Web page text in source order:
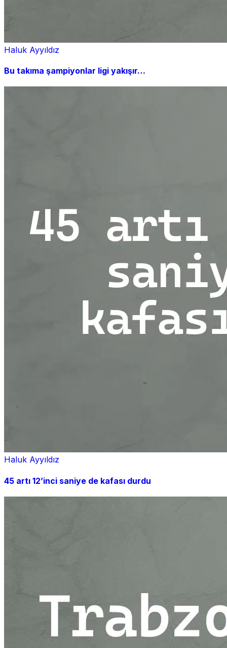
Haluk Ayyıldız
Bu takıma şampiyonlar ligi yakışır…
Haluk Ayyıldız
45 artı 12’inci saniye de kafası durdu